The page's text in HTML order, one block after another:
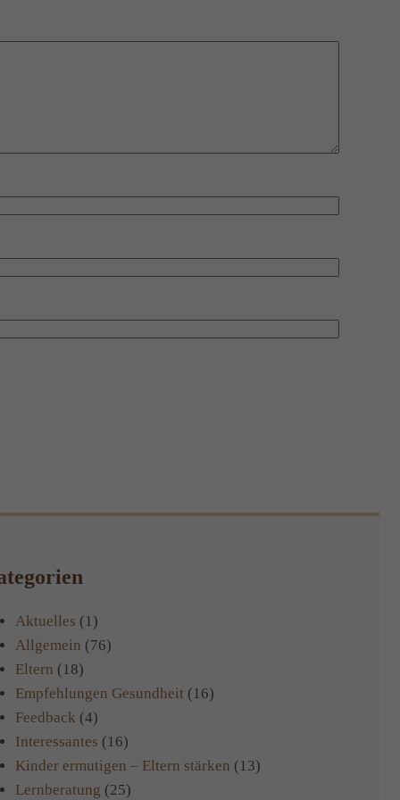
Aktuelles (1)
Allgemein (76)
Eltern (18)
Empfehlungen Gesundheit(16)
Feedback (4)
Interessantes (16)
Kinder ermutigen – Eltern stärken (13)
Lernberatung (25)